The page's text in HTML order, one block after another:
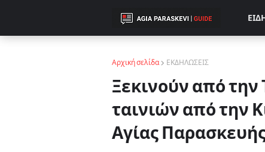
Αρχική σελίδα ΕΚΔΗΛΩΣΕΙΣ
Ξεκινούν από την
ταινιών από την
Αγίας